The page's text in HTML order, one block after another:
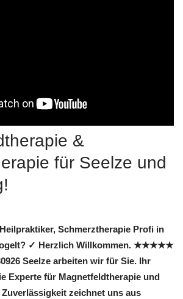
&
für Seelze und
Schmerztherapie Profi in
✓ Herzlich Willkommen. ★★★★★
Seelze arbeiten wir für Sie. Ihr
Experte für Magnetfeldtherapie und
zeichnet uns aus